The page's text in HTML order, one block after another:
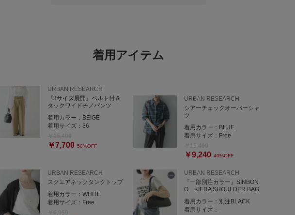
是非店頭でお試しください🌸
TEL:050-2017-9009
着用アイテム
URBAN RESEARCH
『3サイズ展開』ベルト付き
タックワイドチノパンツ
着用カラー： BEIGE
着用サイズ： 36
￥7,700 50%OFF
URBAN RESEARCH
シアーチェックオーバーシャ
ツ
着用カラー： BLUE
着用サイズ： Free
￥9,240 40%OFF
URBAN RESEARCH
スクエアネックタンクトップ
着用カラー： WHITE
着用サイズ： Free
URBAN RESEARCH
『一部別注カラー』SINBON
O KIERA SHOULDER BAG
着用カラー： 別注BLACK
着用サイズ： -